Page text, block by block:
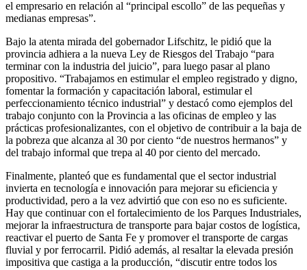
el empresario en relación al “principal escollo” de las pequeñas y
medianas empresas”.
Bajo la atenta mirada del gobernador Lifschitz, le pidió que la
provincia adhiera a la nueva Ley de Riesgos del Trabajo “para
terminar con la industria del juicio”, para luego pasar al plano
propositivo. “Trabajamos en estimular el empleo registrado y digno,
fomentar la formación y capacitación laboral, estimular el
perfeccionamiento técnico industrial” y destacó como ejemplos del
trabajo conjunto con la Provincia a las oficinas de empleo y las
prácticas profesionalizantes, con el objetivo de contribuir a la baja de
la pobreza que alcanza al 30 por ciento “de nuestros hermanos” y
del trabajo informal que trepa al 40 por ciento del mercado.
Finalmente, planteó que es fundamental que el sector industrial
invierta en tecnología e innovación para mejorar su eficiencia y
productividad, pero a la vez advirtió que con eso no es suficiente.
Hay que continuar con el fortalecimiento de los Parques Industriales,
mejorar la infraestructura de transporte para bajar costos de logística,
reactivar el puerto de Santa Fe y promover el transporte de cargas
fluvial y por ferrocarril. Pidió además, al resaltar la elevada presión
impositiva que castiga a la producción, “discutir entre todos los